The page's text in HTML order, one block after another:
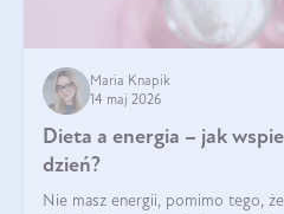
Maria Knapik
14 maj 2026
Dieta a energia – jak
dzień?
Nie masz energii, pomimo tego,